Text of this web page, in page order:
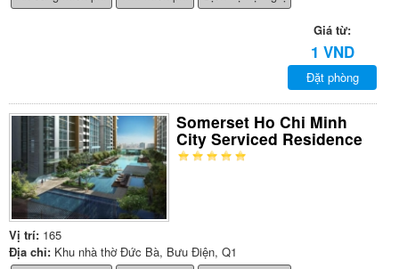
Giá từ:
1 VND
Đặt phòng
Somerset Ho Chi Minh
City Serviced Residence
Vị trí: 165
Địa chỉ: Khu nhà thờ Đức Bà, Bưu Điện, Q1